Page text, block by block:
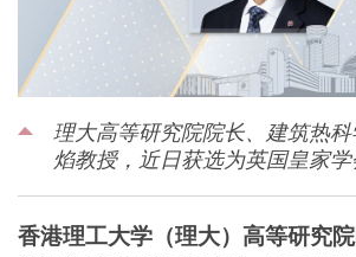
理大高等研究院院长、建筑热
焰教授，近日获选为英国皇家学
香港理工大学（理大）高等研究